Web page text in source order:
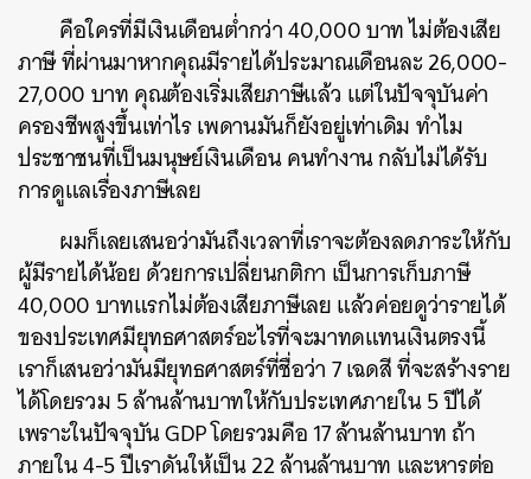
คือใครที่มีเงินเดือนต่ำกว่า 40,000 บาท ไม่ต้องเสีย
ภาษี ที่ผ่านมาหากคุณมีรายได้ประมาณเดือนละ 26,000-
27,000 บาท คุณต้องเริ่มเสียภาษีแล้ว แต่ในปัจจุบันค่า
ครองชีพสูงขึ้นเท่าไร เพดานมันก็ยังอยู่เท่าเดิม ทำไม
ประชาชนที่เป็นมนุษย์เงินเดือน คนทำงาน กลับไม่ได้รับ
การดูแลเรื่องภาษีเลย
ผมก็เลยเสนอว่ามันถึงเวลาที่เราจะต้องลดภาระให้กับ
ผู้มีรายได้น้อย ด้วยการเปลี่ยนกติกา เป็นการเก็บภาษี
40,000 บาทแรกไม่ต้องเสียภาษีเลย แล้วค่อยดูว่ารายได้
ของประเทศมียุทธศาสตร์อะไรที่จะมาทดแทนเงินตรงนี้
เราก็เสนอว่ามันมียุทธศาสตร์ที่ชื่อว่า 7 เฉดสี ที่จะสร้างราย
ได้โดยรวม 5 ล้านล้านบาทให้กับประเทศภายใน 5 ปีได้
เพราะในปัจจุบัน GDP โดยรวมคือ 17 ล้านล้านบาท ถ้า
ภายใน 4-5 ปีเราดันให้เป็น 22 ล้านล้านบาท และหารต่อ